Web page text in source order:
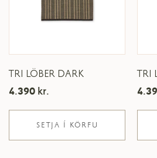
TRI LÖBER DARK
4.390 kr.
SETJA Í KÖRFU
TRI